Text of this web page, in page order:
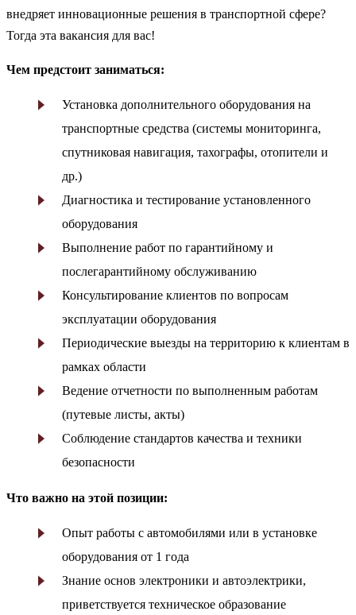
внедряет инновационные решения в транспортной сфере?
Тогда эта вакансия для вас!
Чем предстоит заниматься:
Установка дополнительного оборудования на
транспортные средства (системы мониторинга,
спутниковая навигация, тахографы, отопители и
др.)
Диагностика и тестирование установленного
оборудования
Выполнение работ по гарантийному и
послегарантийному обслуживанию
Консультирование клиентов по вопросам
эксплуатации оборудования
Периодические выезды на территорию к клиентам в
рамках области
Ведение отчетности по выполненным работам
(путевые листы, акты)
Соблюдение стандартов качества и техники
безопасности
Что важно на этой позиции:
Опыт работы с автомобилями или в установке
оборудования от 1 года
Знание основ электроники и автоэлектрики,
приветствуется техническое образование